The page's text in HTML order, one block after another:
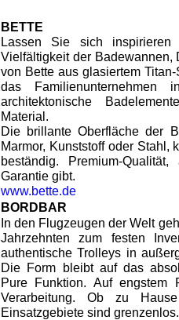
BETTE
Lassen Sie sich
Vielfältigkeit der Badewannen,
von Bette aus glasiertem
das Familienunternehmen
architektonische
Material.
Die brillante Oberfläche der
Marmor, Kunststoff oder Stahl,
beständig. Premium-
Garantie gibt.
www.bette.de
BORDBAR
In den Flugzeugen der Welt
Jahrzehnten zum festen
authentische Trolleys in
Die Form bleibt auf das
Pure Funktion. Auf engstem
Verarbeitung. Ob zu
Einsatzgebiete sind